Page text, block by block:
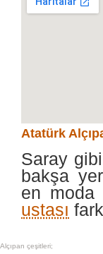
Atatürk
Saray
bakşa
en moda
ustası
Alçıpan çeşitleri;